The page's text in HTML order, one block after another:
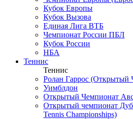
Кубок Европы
Кубок Вызова
Единая Лига ВТБ
Чемпионат России ПБЛ
Кубок России
НБА
Теннис
Теннис
Ролан Гаррос
Уимблдон
Открытый Чемпионат
Открытый чемпионат
Tennis Championships)